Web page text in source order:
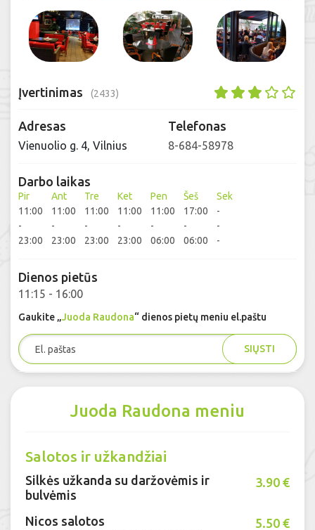
Įvertinimas (2433)
Adresas
Vienuolio g. 4, Vilnius
Telefonas
8-684-58978
Darbo laikas
Pir
11:00
-
23:00
Ant
11:00
-
23:00
Tre
11:00
-
23:00
Ket
11:00
-
23:00
Pen
11:00
-
06:00
Šeš
17:00
-
06:00
Sek
-
-
-
Dienos pietūs
11:15 - 16:00
Gaukite „Juoda Raudona“ dienos pietų meniu el.paštu
SIŲSTI
Juoda Raudona meniu
Salotos ir užkandžiai
Silkės užkanda su daržovėmis ir
bulvėmis
3.90 €
Nicos salotos 5.50 €